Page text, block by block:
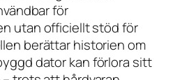
för
utan officiellt stöd för
berättar historien om
dator kan förlora sitt